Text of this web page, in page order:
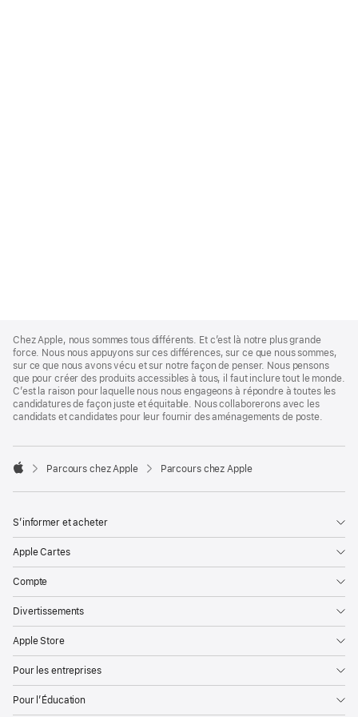
Footer
Chez Apple, nous sommes tous différents. Et c’est là notre plus grande
force. Nous nous appuyons sur ces différences, sur ce que nous sommes,
sur ce que nous avons vécu et sur notre façon de penser. Nous pensons
que pour créer des produits accessibles à tous, il faut inclure tout le monde.
C’est la raison pour laquelle nous nous engageons à répondre à toutes les
candidatures de façon juste et équitable. Nous collaborerons avec les
candidats et candidates pour leur fournir des aménagements de poste.

Parcours chez Apple Parcours chez Apple
S’informer et acheter
Apple Cartes
Compte
Divertissements
Apple Store
Pour les entreprises
Pour l’Éducation